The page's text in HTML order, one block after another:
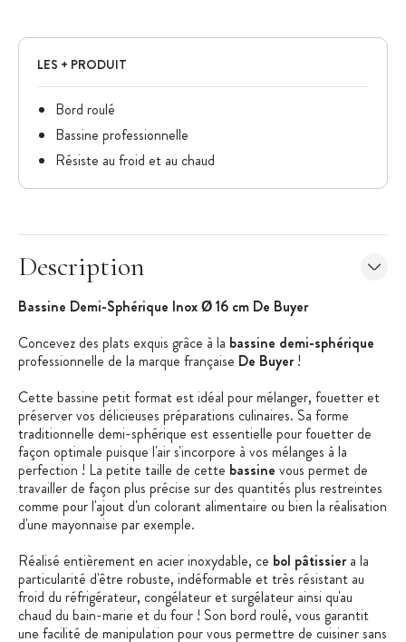
LES + PRODUIT
Bord roulé
Bassine professionnelle
Résiste au froid et au chaud
Description
Bassine Demi-Sphérique Inox Ø 16 cm De Buyer
Concevez des plats exquis grâce à la bassine demi-sphérique
professionnelle de la marque française De Buyer!
Cette bassine petit format est idéal pour mélanger, fouetter et
préserver vos délicieuses préparations culinaires. Sa forme
traditionnelle demi-sphérique est essentielle pour fouetter de
façon optimale puisque l'air s'incorpore à vos mélanges à la
perfection ! La petite taille de cette bassine vous permet de
travailler de façon plus précise sur des quantités plus restreintes
comme pour l'ajout d'un colorant alimentaire ou bien la réalisation
d'une mayonnaise par exemple.
Réalisé entièrement en acier inoxydable, ce bol pâtissiera la
particularité d'être robuste, indéformable et très résistant au
froid du réfrigérateur, congélateur et surgélateur ainsi qu'au
chaud du bain-marie et du four ! Son bord roulé, vous garantit
une facilité de manipulation pour vous permettre de cuisiner sans